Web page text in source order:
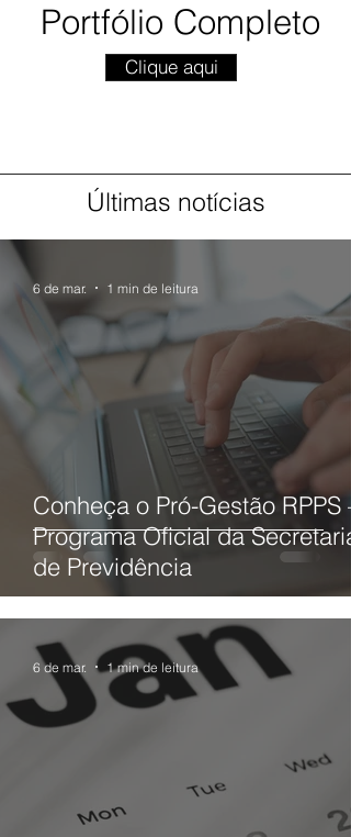
Portfólio Completo
Clique aqui
Últimas notícias
Conheça o Pró-Gestão RPPS –
Programa Oficial da Secretaria
de Previdência
6 de mar. 1 min de leitura
6 de mar. 1 min de leitura